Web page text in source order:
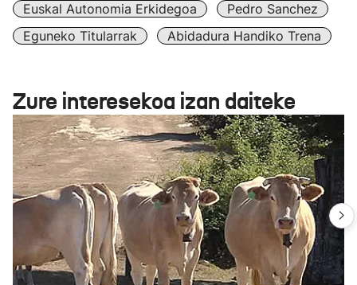
Euskal Autonomia Erkidegoa
Pedro Sanchez
Eguneko Titularrak
Abidadura Handiko Trena
Zure interesekoa izan daiteke